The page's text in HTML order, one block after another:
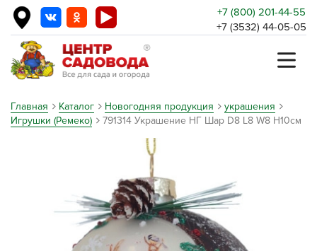
+7 (800) 201-44-55
+7 (3532) 44-05-05
Главная Каталог Новогодняя продукция
украшения
Игрушки (Ремеко)
791314 Украшение НГ Шар D8 L8 W8 H10см